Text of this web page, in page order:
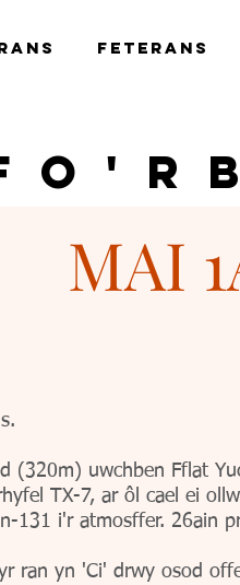
FETERANS
O ' R
MAI
(320m) uwchben Fflat
TX-7, ar ôl cael ei
131 i'r atmosffer. 26ain
ran yn 'Ci' drwy osod